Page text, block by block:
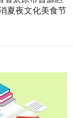
夏夜文化美食节